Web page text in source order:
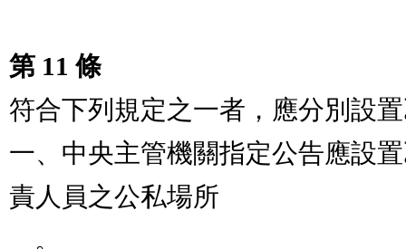
第 11 條
符合下列規定之一者，應分別設
一、中央主管機關指定公告應設
責人員之公私場所